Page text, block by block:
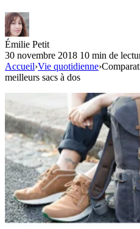
Émilie Petit
30 novembre 2018 10 min de
Accueil›Vie quotidienne›
meilleurs sacs à dos